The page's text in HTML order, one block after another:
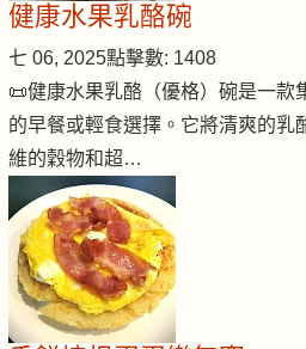
健康水果乳酪碗
七 06, 2025點擊數: 1408
📜健康水果乳酪（優格）碗是一款
的早餐或輕食選擇。它將清爽的乳
維的穀物和超…